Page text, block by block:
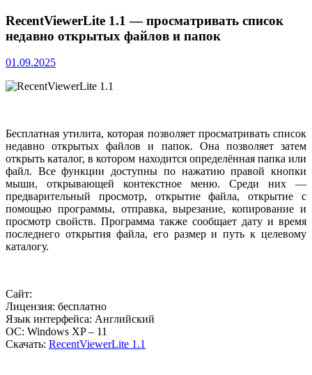
RecentViewerLite 1.1 — просматривать список
недавно открытых файлов и папок
01.09.2025
Бесплатная утилита, которая позволяет просматривать список
недавно открытых файлов и папок. Она позволяет затем
открыть каталог, в котором находится определённая папка или
файл. Все функции доступны по нажатию правой кнопки
мыши, открывающей контекстное меню. Среди них —
предварительный просмотр, открытие файла, открытие с
помощью программы, отправка, вырезание, копирование и
просмотр свойств. Программа также сообщает дату и время
последнего открытия файла, его размер и путь к целевому
каталогу.
Сайт:
Лицензия: бесплатно
Язык интерфейса: Английский
ОС: Windows XP – 11
Скачать: RecentViewerLite 1.1